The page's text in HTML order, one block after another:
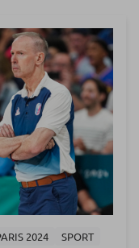
2024 SPORT